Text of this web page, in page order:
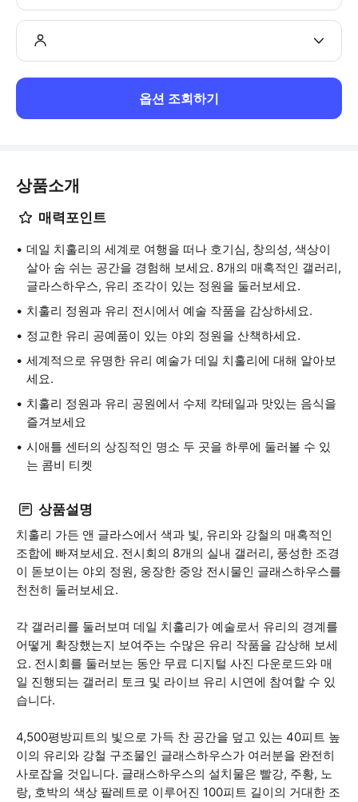
옵션 조회하기
상품소개
매력포인트
데일 치훌리의 세계로 여행을 떠나 호기심, 창의성, 색상이
살아 숨 쉬는 공간을 경험해 보세요. 8개의 매혹적인 갤러리,
글라스하우스, 유리 조각이 있는 정원을 둘러보세요.
치훌리 정원과 유리 전시에서 예술 작품을 감상하세요.
정교한 유리 공예품이 있는 야외 정원을 산책하세요.
세계적으로 유명한 유리 예술가 데일 치훌리에 대해 알아보
세요.
치훌리 정원과 유리 공원에서 수제 칵테일과 맛있는 음식을
즐겨보세요
시애틀 센터의 상징적인 명소 두 곳을 하루에 둘러볼 수 있
는 콤비 티켓
상품설명
치훌리 가든 앤 글라스에서 색과 빛, 유리와 강철의 매혹적인
조합에 빠져보세요. 전시회의 8개의 실내 갤러리, 풍성한 조경
이 돋보이는 야외 정원, 웅장한 중앙 전시물인 글래스하우스를
천천히 둘러보세요.
각 갤러리를 둘러보며 데일 치훌리가 예술로서 유리의 경계를
어떻게 확장했는지 보여주는 수많은 유리 작품을 감상해 보세
요. 전시회를 둘러보는 동안 무료 디지털 사진 다운로드와 매
일 진행되는 갤러리 토크 및 라이브 유리 시연에 참여할 수 있
습니다.
4,500평방피트의 빛으로 가득 찬 공간을 덮고 있는 40피트 높
이의 유리와 강철 구조물인 글래스하우스가 여러분을 완전히
사로잡을 것입니다. 글래스하우스의 설치물은 빨강, 주황, 노
랑, 호박의 색상 팔레트로 이루어진 100피트 길이의 거대한 조